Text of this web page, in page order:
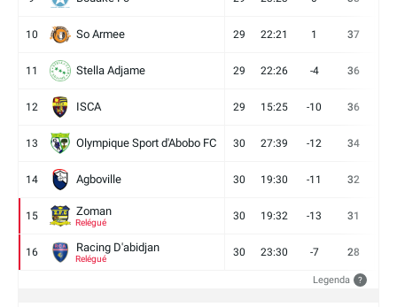
10 So Armee 29 22:21 1 37
11 Stella Adjame 29 22:26 -4 36
12 ISCA 29 15:25 -10 36
13 Olympique Sport d'Abobo FC 30 27:39 -12 34
14 Agboville 30 19:30 -11 32
15 Zoman
Relégué
30 19:32 -13 31
16 Racing D'abidjan
Relégué
30 23:30 -7 28
Legenda ?